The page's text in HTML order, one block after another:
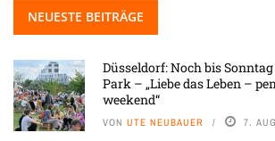
NEUESTE BEITRÄGE
Düsseldorf: Noch bis
Park – „Liebe das Leben –
weekend“
VON UTE NEUBAUER 7.